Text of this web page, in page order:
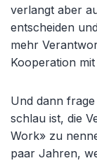
verlangt aber
entscheiden
mehr
Kooperation
Und dann
schlau ist, die
Work» zu
paar Jahren,